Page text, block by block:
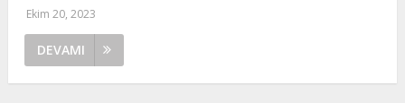
Ekim 20, 2023
DEVAMI